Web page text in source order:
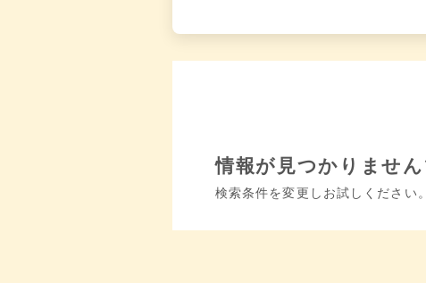
情報が見つかりません
検索条件を変更しお試しください。